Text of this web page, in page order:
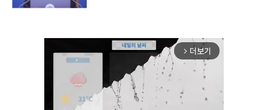
arrow_forward_ios 더보기